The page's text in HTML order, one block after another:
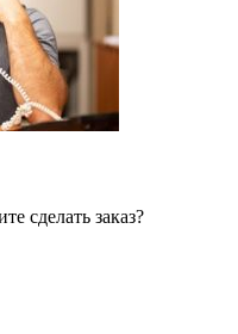
сделать заказ?